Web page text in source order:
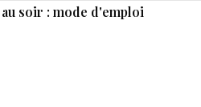
soir : mode d'emploi